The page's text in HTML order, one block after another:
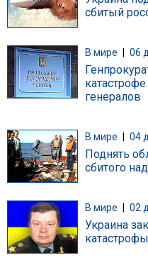
сбитый
В мире 06
генералов
В мире 04
Поднять
сбитого
В мире 02
Украина